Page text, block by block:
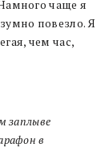
чаще я
повезло. Я
чем час,
заплыве
в